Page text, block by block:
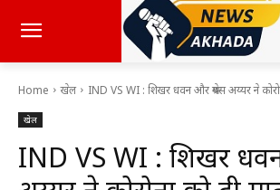
Home खेल IND VS WI : शिखर धवन और श्रेयस अय्यर ने
खेल
IND VS WI : शिखर